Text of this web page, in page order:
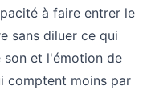
à faire entrer le
sans diluer ce qui
son et l'émotion de
comptent moins par